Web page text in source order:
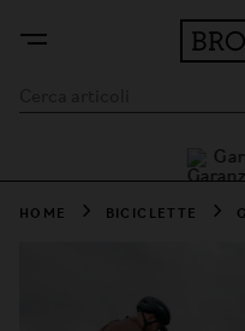
HOME BICICLETTE